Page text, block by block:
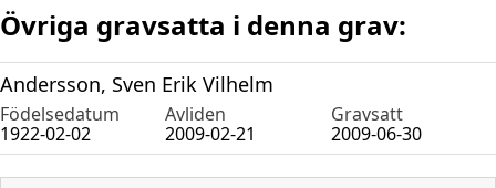
Övriga gravsatta i denna grav:
Andersson, Sven Erik Vilhelm
Födelsedatum Avliden
Gravsatt
1922-02-02
2009-02-21 2009-06-30